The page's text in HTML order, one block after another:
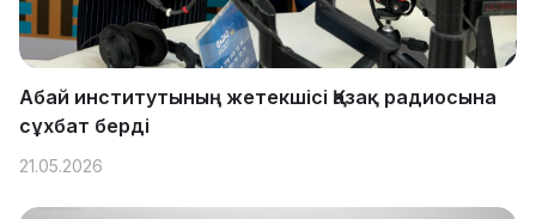
Абай институтының жетекшісі Қазақ радиосына
сұхбат берді
21.05.2026